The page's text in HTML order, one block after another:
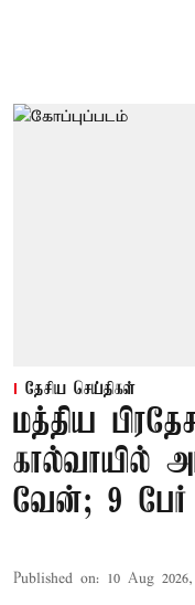
தேசிய செய்திகள்
மத்திய
கால்வாயில்
வேன்; 9 பேர்
Published on: 10 Aug